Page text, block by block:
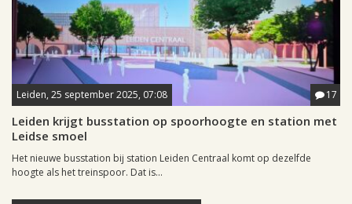
Leiden, 25 september 2025, 07:08 17
Leiden krijgt busstation op spoorhoogte en station met
Leidse smoel
Het nieuwe busstation bij station Leiden Centraal komt op dezelfde
hoogte als het treinspoor. Dat is...